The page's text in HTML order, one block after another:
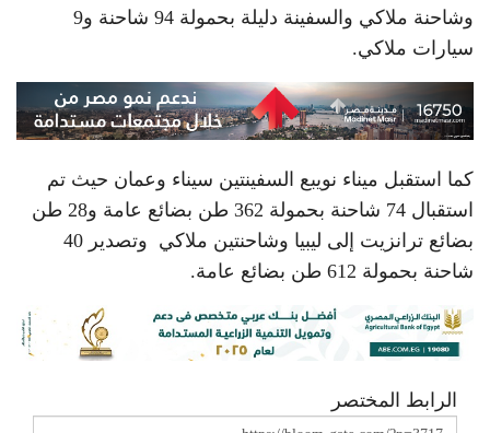
وشاحنة ملاكي والسفينة دليلة بحمولة 94 شاحنة و9
سيارات ملاكي.
كما استقبل ميناء نويبع السفينتين سيناء وعمان حيث تم
استقبال 74 شاحنة بحمولة 362 طن بضائع عامة و28 طن
بضائع ترانزيت إلى ليبيا وشاحنتين ملاكي وتصدير 40
شاحنة بحمولة 612 طن بضائع عامة.
الرابط المختصر